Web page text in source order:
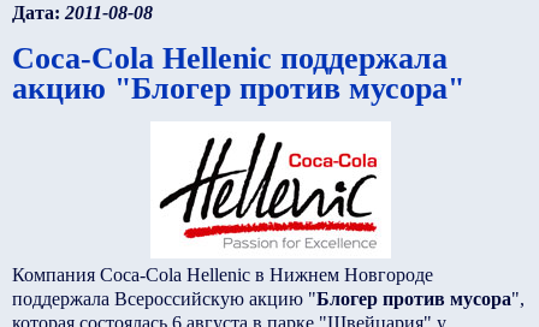
Дата: 2011-08-08
Coca-Cola Hellenic поддержала
акцию "Блогер против мусора"
Компания Coca-Cola Hellenic в Нижнем Новгороде
поддержала Всероссийскую акцию "Блогер против мусора",
которая состоялась 6 августа в парке "Швейцария" у